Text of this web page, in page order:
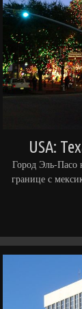
USA:
Город Эль-Пасо
границе с